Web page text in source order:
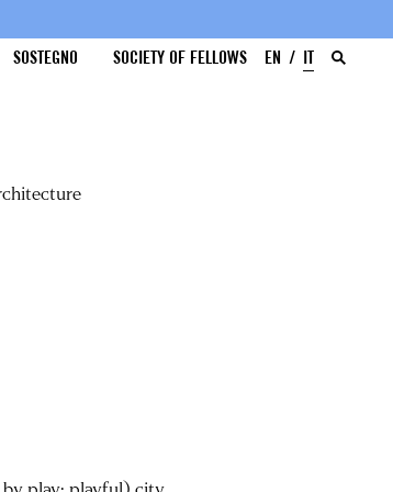
SOSTEGNO SOCIETY OF FELLOWS EN IT